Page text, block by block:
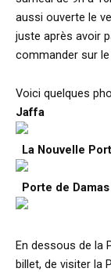
aussi ouverte le
juste après avoir
commander sur
Voici quelques
Jaffa
La Nouvelle
Porte de Damas
En dessous de la
billet, de visiter la